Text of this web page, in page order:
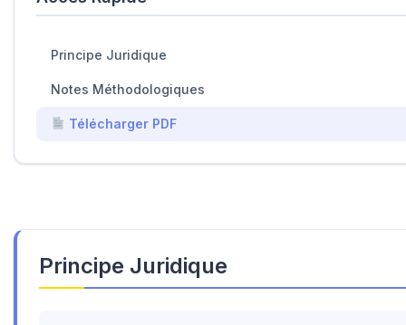
Principe Juridique
Principe Juridique
Notes Méthodologiques
Télécharger PDF